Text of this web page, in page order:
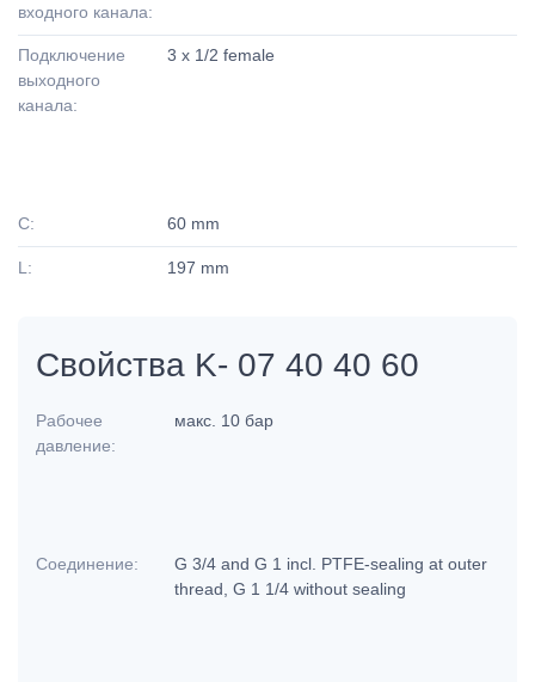
входного канала:
Подключение
выходного
канала:
3 x 1/2 female
C: 60 mm
L: 197 mm
Свойства K- 07 40 40 60
Рабочее
давление:
макс. 10 бар
Соединение:
G 3/4 and G 1 incl. PTFE-sealing at outer
thread, G 1 1/4 without sealing